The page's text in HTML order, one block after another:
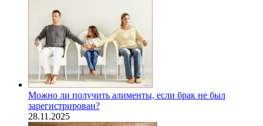
Можно ли получить алименты, если брак не был
зарегистрирован?
28.11.2025